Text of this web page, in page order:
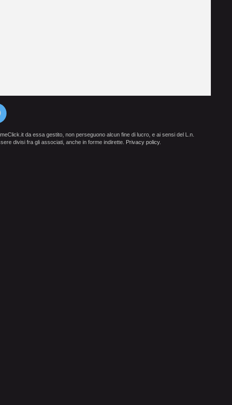
da essa gestito, non perseguono alcun fine di lucro, e ai sensi del L.n.
divisi fra gli associati, anche in forme indirette. Privacy policy.